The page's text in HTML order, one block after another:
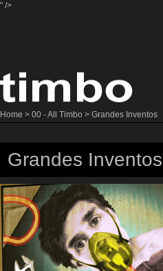
" />
Home > 00 - All Timbo > Grandes Inventos
Grandes Inventos